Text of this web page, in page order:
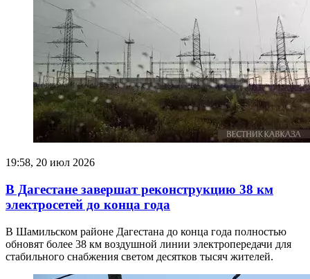
19:58, 20 июл 2026
В Дагестане завершат реконструкцию 38 км
электросетей до конца года
В Шамильском районе Дагестана до конца года полностью
обновят более 38 км воздушной линии электропередачи для
стабильного снабжения светом десятков тысяч жителей.